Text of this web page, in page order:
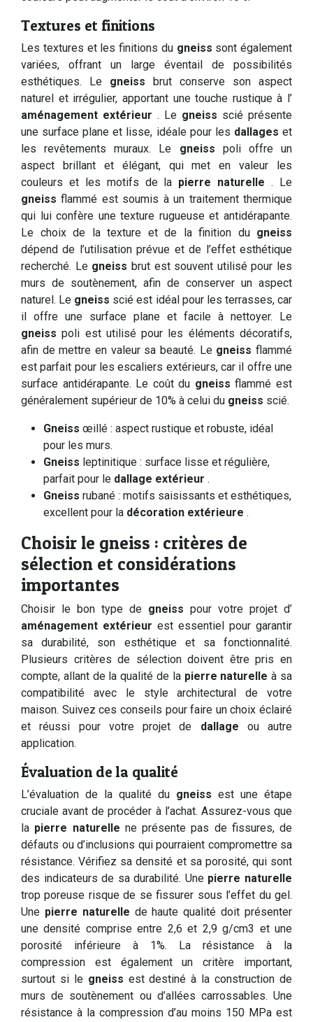
Textures et finitions
Les textures et les finitions du gneiss sont également
variées, offrant un large éventail de possibilités
esthétiques. Le gneiss brut conserve son aspect
naturel et irrégulier, apportant une touche rustique à l’
aménagement extérieur . Le gneiss scié présente
une surface plane et lisse, idéale pour les dallageset
les revêtements muraux. Le gneiss poli offre un
aspect brillant et élégant, qui met en valeur les
couleurs et les motifs de la pierre naturelle. Le
gneissflammé est soumis à un traitement thermique
qui lui confère une texture rugueuse et antidérapante.
Le choix de la texture et de la finition du gneiss
dépend de l’utilisation prévue et de l’effet esthétique
recherché. Le gneiss brut est souvent utilisé pour les
murs de soutènement, afin de conserver un aspect
naturel. Le gneiss scié est idéal pour les terrasses, car
il offre une surface plane et facile à nettoyer. Le
gneisspoli est utilisé pour les éléments décoratifs,
afin de mettre en valeur sa beauté. Le gneissflammé
est parfait pour les escaliers extérieurs, car il offre une
surface antidérapante. Le coût du gneissflammé est
généralement supérieur de 10% à celui du gneiss scié.
Gneiss œillé : aspect rustique et robuste, idéal
pour les murs.
Gneiss leptinitique : surface lisse et régulière,
parfait pour le dallage extérieur .
Gneiss rubané : motifs saisissants et esthétiques,
excellent pour la décoration extérieure .
Choisir le gneiss : critères de
sélection et considérations
importantes
Choisir le bon type de gneiss pour votre projet d’
aménagement extérieur est essentiel pour garantir
sa durabilité, son esthétique et sa fonctionnalité.
Plusieurs critères de sélection doivent être pris en
compte, allant de la qualité de la pierre naturelleà sa
compatibilité avec le style architectural de votre
maison. Suivez ces conseils pour faire un choix éclairé
et réussi pour votre projet de dallage ou autre
application.
Évaluation de la qualité
L’évaluation de la qualité du gneiss est une étape
cruciale avant de procéder à l’achat. Assurez-vous que
la pierre naturelle ne présente pas de fissures, de
défauts ou d’inclusions qui pourraient compromettre sa
résistance. Vérifiez sa densité et sa porosité, qui sont
des indicateurs de sa durabilité. Une pierre naturelle
trop poreuse risque de se fissurer sous l’effet du gel.
Une pierre naturelle de haute qualité doit présenter
une densité comprise entre 2,6 et 2,9 g/cm3 et une
porosité inférieure à 1%. La résistance à la
compression est également un critère important,
surtout si le gneiss est destiné à la construction de
murs de soutènement ou d’allées carrossables. Une
résistance à la compression d’au moins 150 MPa est